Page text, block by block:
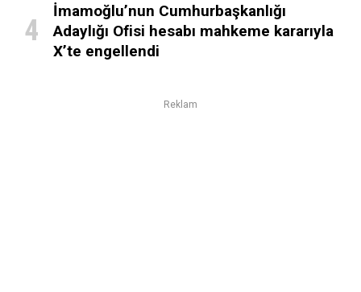
İmamoğlu’nun Cumhurbaşkanlığı
Adaylığı Ofisi hesabı mahkeme kararıyla
X’te engellendi
Reklam